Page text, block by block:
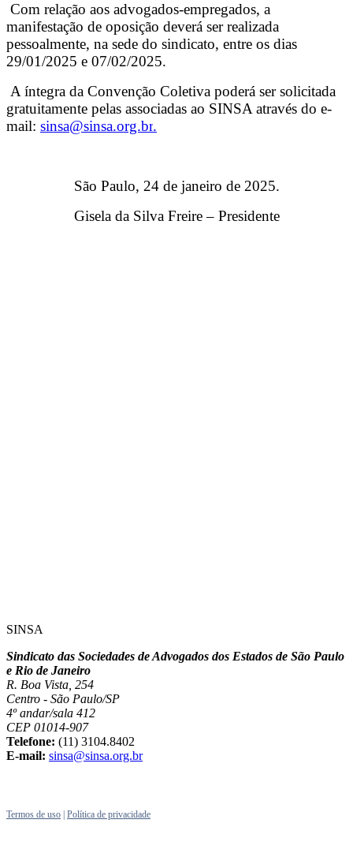
Com relação aos advogados-empregados, a
manifestação de oposição deverá ser realizada
pessoalmente, na sede do sindicato, entre os dias
29/01/2025 e 07/02/2025.
A íntegra da Convenção Coletiva poderá ser solicitada
gratuitamente pelas associadas ao SINSA através do e-
mail: sinsa@sinsa.org.br.
São Paulo, 24 de janeiro de 2025.
Gisela da Silva Freire – Presidente
SINSA
Sindicato das Sociedades de Advogados dos Estados de São Paulo
e Rio de Janeiro
R. Boa Vista, 254
Centro - São Paulo/SP
4º andar/sala 412
CEP 01014-907
Telefone: (11) 3104.8402
E-mail: sinsa@sinsa.org.br
Termos de uso Política de privacidade